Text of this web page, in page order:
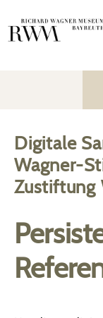
Digitale
Wagner-
Zustiftung